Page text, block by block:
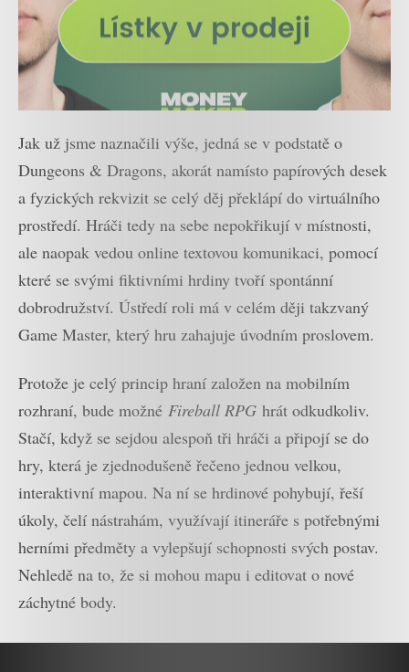
Jak už jsme naznačili výše, jedná se v podstatě o
Dungeons & Dragons, akorát namísto papírových desek
a fyzických rekvizit se celý děj překlápí do virtuálního
prostředí. Hráči tedy na sebe nepokřikují v místnosti,
ale naopak vedou online textovou komunikaci, pomocí
které se svými fiktivními hrdiny tvoří spontánní
dobrodružství. Ústředí roli má v celém ději takzvaný
Game Master, který hru zahajuje úvodním proslovem.
Protože je celý princip hraní založen na mobilním
rozhraní, bude možné Fireball RPG hrát odkudkoliv.
Stačí, když se sejdou alespoň tři hráči a připojí se do
hry, která je zjednodušeně řečeno jednou velkou,
interaktivní mapou. Na ní se hrdinové pohybují, řeší
úkoly, čelí nástrahám, využívají itineráře s potřebnými
herními předměty a vylepšují schopnosti svých postav.
Nehledě na to, že si mohou mapu i editovat o nové
záchytné body.